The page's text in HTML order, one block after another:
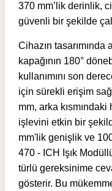
370 mm’lik derinlik,
güvenli bir şekilde
Cihazın
kapağının 180°
kullanımını son
için sürekli erişim
mm, arka kısmındaki
işlevini etkin bir
mm'lik genişlik ve
470 - ICH Işık
türlü gereksinime
gösterir. Bu